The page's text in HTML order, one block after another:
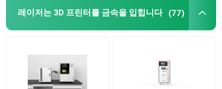
레이저 소결기
티타늄 3d 프린터
레이저는 3D 프린터를 금속을 입힙니다 (77)